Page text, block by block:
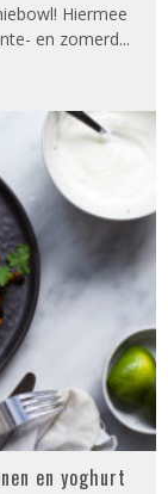
Hiermee
en zomerd...
en yoghurt